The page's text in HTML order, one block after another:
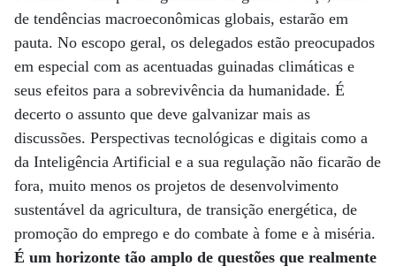
de tendências macroeconômicas globais, estarão em
pauta. No escopo geral, os delegados estão preocupados
em especial com as acentuadas guinadas climáticas e
seus efeitos para a sobrevivência da humanidade. É
decerto o assunto que deve galvanizar mais as
discussões. Perspectivas tecnológicas e digitais como a
da Inteligência Artificial e a sua regulação não ficarão de
fora, muito menos os projetos de desenvolvimento
sustentável da agricultura, de transição energética, de
promoção do emprego e do combate à fome e à miséria.
É um horizonte tão amplo de questões que realmente